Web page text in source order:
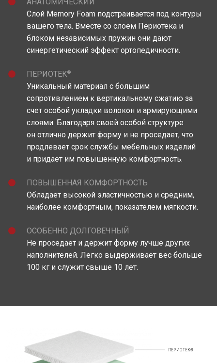
Слой Memory Foam подстраивается под контуры
вашего тела. Вместе со слоем Периотека и
блоком независимых пружин они дают
синергетический эффект ортопедичности.
ПЕРИОТЕК®
Уникальный материал c большим
сопротивлением к вертикальному сжатию за
счет особой укладки волокон и армирующими
слоями. Благодаря своей особой структуре
он отлично держит форму и не проседает, что
продлевает срок службы мебельных изделий
и придает им повышенную комфортность.
ПОВЫШЕННАЯ КОМФОРТНОСТЬ
Обладает высокой эластичностью и средним,
наиболее комфортным, показателем мягкости.
ОСОБЕННО ДОЛГОВЕЧНЫЙ
Не проседает и держит форму лучше других
наполнителей. Легко выдерживает вес больше
100 кг и служит свыше 10 лет.
ПЕРИОТЕК®